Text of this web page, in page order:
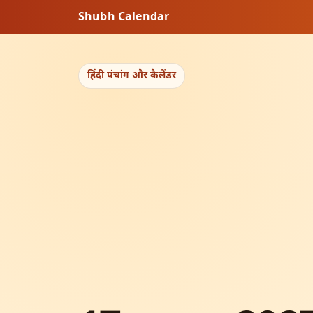
Shubh Calendar
हिंदी पंचांग और कैलेंडर